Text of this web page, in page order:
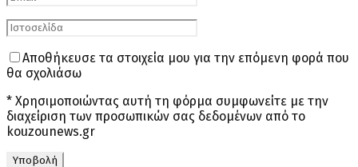
Αποθήκευσε τα στοιχεία μου για την επόμενη φορά που
θα σχολιάσω
* Χρησιμοποιώντας αυτή τη φόρμα συμφωνείτε με την
διαχείριση των προσωπικών σας δεδομένων από το
kouzounews.gr